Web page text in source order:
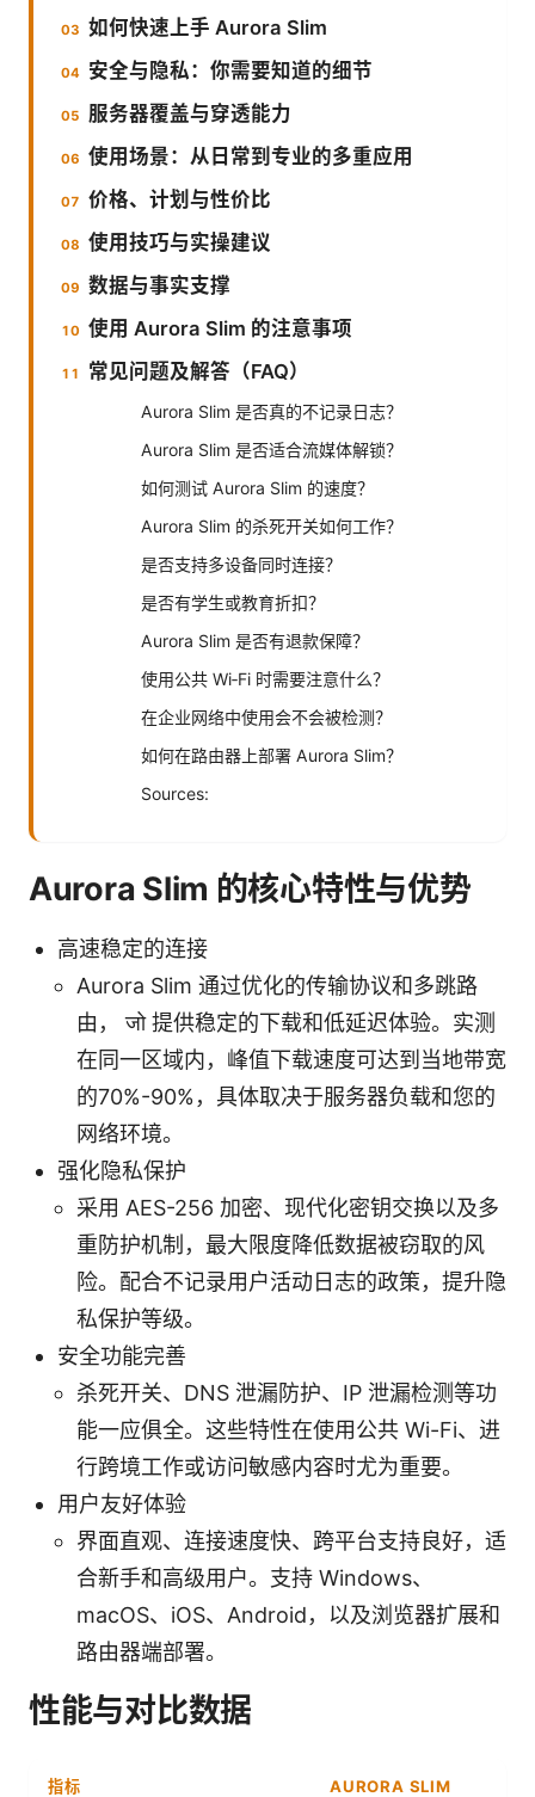
如何快速上手 Aurora Slim
安全与隐私：你需要知道的细节
服务器覆盖与穿透能力
使用场景：从日常到专业的多重应用
价格、计划与性价比
使用技巧与实操建议
数据与事实支撑
使用 Aurora Slim 的注意事项
常见问题及解答（FAQ）
Aurora Slim 是否真的不记录日志？
Aurora Slim 是否适合流媒体解锁？
如何测试 Aurora Slim 的速度？
Aurora Slim 的杀死开关如何工作？
是否支持多设备同时连接？
是否有学生或教育折扣？
Aurora Slim 是否有退款保障？
使用公共 Wi‑Fi 时需要注意什么？
在企业网络中使用会不会被检测？
如何在路由器上部署 Aurora Slim？
Sources:
Aurora Slim 的核心特性与优势
高速稳定的连接
Aurora Slim 通过优化的传输协议和多跳路
由， जो 提供稳定的下载和低延迟体验。实测
在同一区域内，峰值下载速度可达到当地带宽
的70%-90%，具体取决于服务器负载和您的
网络环境。
强化隐私保护
采用 AES-256 加密、现代化密钥交换以及多
重防护机制，最大限度降低数据被窃取的风
险。配合不记录用户活动日志的政策，提升隐
私保护等级。
安全功能完善
杀死开关、DNS 泄漏防护、IP 泄漏检测等功
能一应俱全。这些特性在使用公共 Wi-Fi、进
行跨境工作或访问敏感内容时尤为重要。
用户友好体验
界面直观、连接速度快、跨平台支持良好，适
合新手和高级用户。支持 Windows、
macOS、iOS、Android，以及浏览器扩展和
路由器端部署。
性能与对比数据
指标 AURORA SLIM